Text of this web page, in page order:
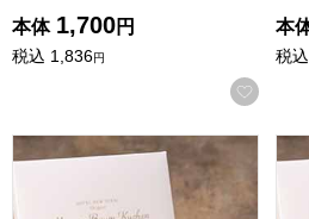
本体 1,700円
税込 1,836円
お気
本
税込
ホテルニューオータニ マロンバホ